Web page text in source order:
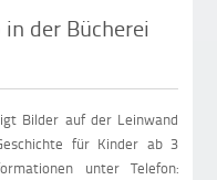
der Bücherei
Bilder auf der Leinwand
für Kinder ab 3
unter Telefon: